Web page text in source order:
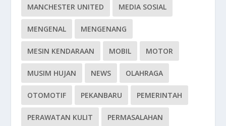
MANCHESTER UNITED MEDIA SOSIAL
MENGENAL MENGENANG
MESIN KENDARAAN MOBIL MOTOR
MUSIM HUJAN NEWS OLAHRAGA
OTOMOTIF PEKANBARU PEMERINTAH
PERAWATAN KULIT PERMASALAHAN